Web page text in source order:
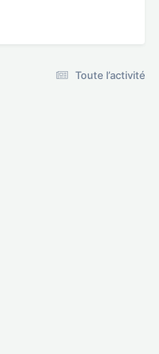
Toute l’activité